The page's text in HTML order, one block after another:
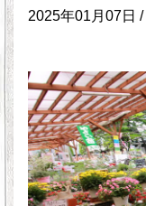
2025年01月07日 /